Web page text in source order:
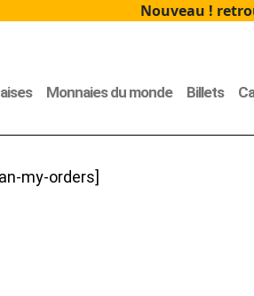
Nouveau !
Monnaies du monde Billets
my-orders]